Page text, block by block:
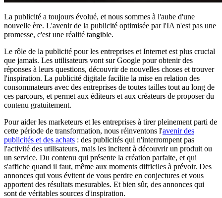
La publicité a toujours évolué, et nous sommes à l'aube d'une
nouvelle ère. L'avenir de la publicité optimisée par l'IA n'est pas une
promesse, c'est une réalité tangible.
Le rôle de la publicité pour les entreprises et Internet est plus crucial
que jamais. Les utilisateurs vont sur Google pour obtenir des
réponses à leurs questions, découvrir de nouvelles choses et trouver
l'inspiration. La publicité digitale facilite la mise en relation des
consommateurs avec des entreprises de toutes tailles tout au long de
ces parcours, et permet aux éditeurs et aux créateurs de proposer du
contenu gratuitement.
Pour aider les marketeurs et les entreprises à tirer pleinement parti de
cette période de transformation, nous réinventons l'avenir des
publicités et des achats : des publicités qui n'interrompent pas
l'activité des utilisateurs, mais les incitent à découvrir un produit ou
un service. Du contenu qui présente la création parfaite, et qui
s'affiche quand il faut, même aux moments difficiles à prévoir. Des
annonces qui vous évitent de vous perdre en conjectures et vous
apportent des résultats mesurables. Et bien sûr, des annonces qui
sont de véritables sources d'inspiration.